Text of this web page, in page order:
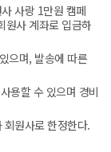
사랑 1만원 캠페
원사 계좌로 입금하
으며, 발송에 따른
용할 수 있으며 경비
원사로 한정한다.